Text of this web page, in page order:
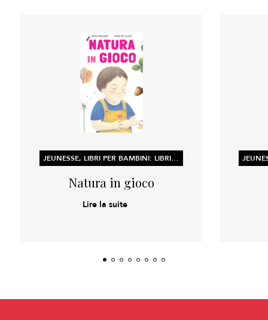
JEUNESSE, LIBRI PER BAMBINI: LIBRI ILLUSTRATI, LIBRI DI ATTIVITÀ E CONCETTI PER L’APPRENDIMENTO PRECOCE
Natura in gioco
Lire la suite